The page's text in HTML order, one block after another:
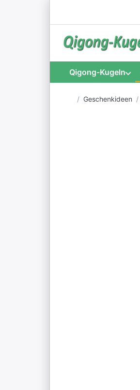
Qigong-Kugeln
Startseite
Geschenkideen